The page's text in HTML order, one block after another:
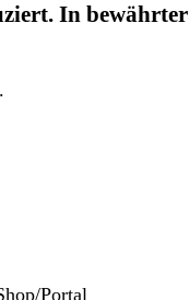
In bewährter
Portal